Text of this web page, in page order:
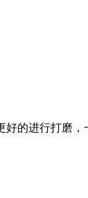
的进行打磨，